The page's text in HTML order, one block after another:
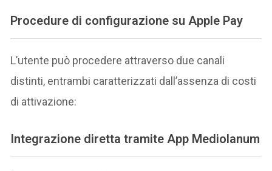
Procedure di configurazione su Apple Pay
L’utente può procedere attraverso due canali
distinti, entrambi caratterizzati dall’assenza di costi
di attivazione:
Integrazione diretta tramite App Mediolanum